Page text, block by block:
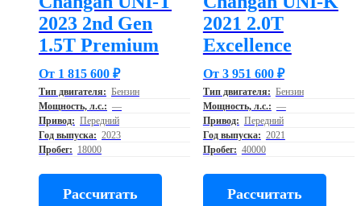
2023 2nd Gen
1.5T Premium
От 1 815 600 ₽
Тип двигателя: Бензин
Мощность, л.с.: —
Привод: Передний
Год выпуска: 2023
Пробег: 18000
Рассчитать
2021 2.0T
Excellence
От 3 951 600 ₽
Тип двигателя: Бензин
Мощность, л.с.: —
Привод: Передний
Год выпуска: 2021
Пробег: 40000
Рассчитать